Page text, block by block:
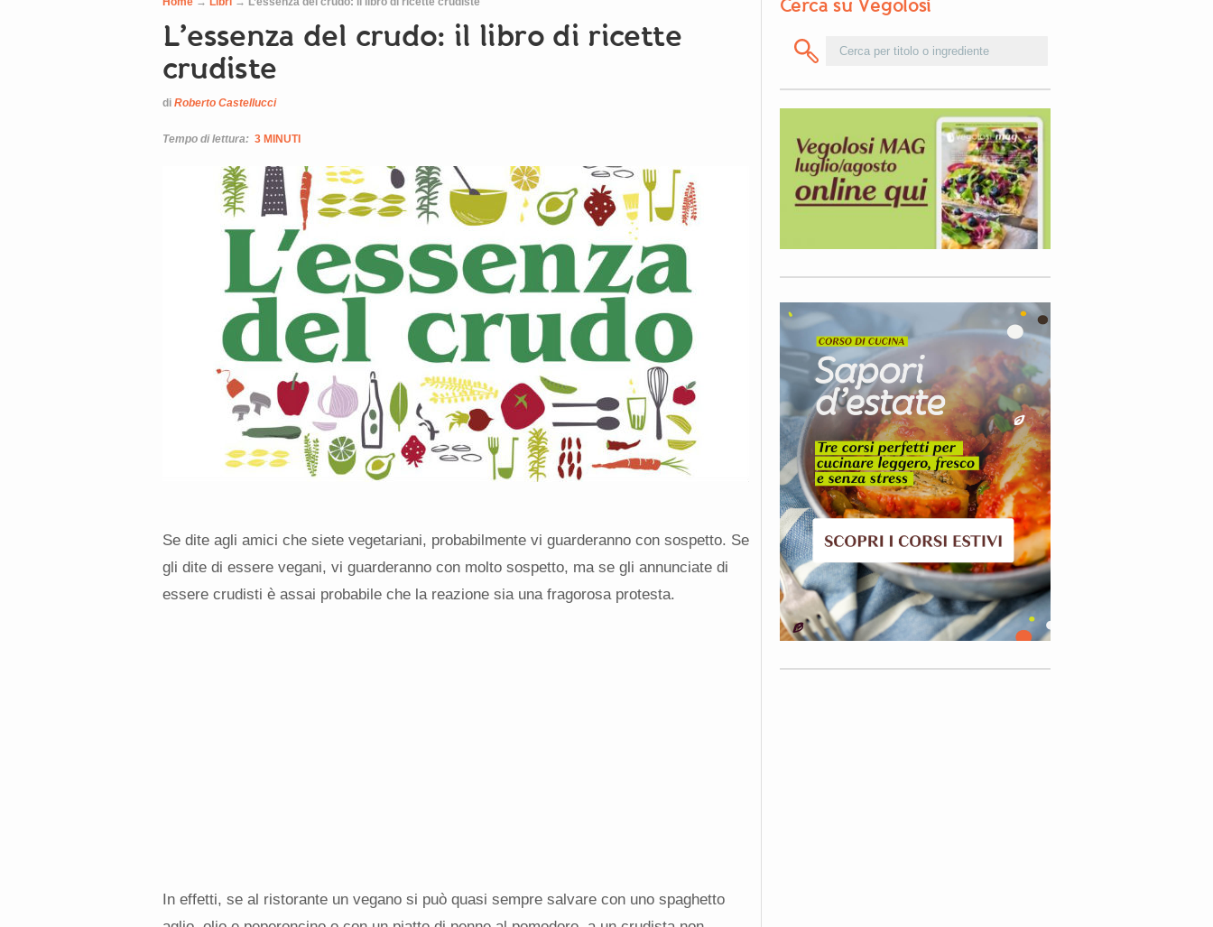
L’essenza del crudo: il libro di ricette
crudiste
di Roberto Castellucci
Tempo di lettura: 3 MINUTI
Se dite agli amici che siete vegetariani, probabilmente vi guarderanno con sospetto. Se
gli dite di essere vegani, vi guarderanno con molto sospetto, ma se gli annunciate di
essere crudisti è assai probabile che la reazione sia una fragorosa protesta.
In effetti, se al ristorante un vegano si può quasi sempre salvare con uno spaghetto
Cerca su Vegolosi